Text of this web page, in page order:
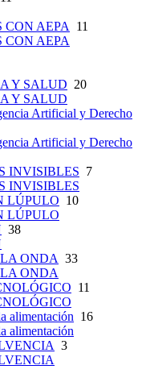
CON AEPA
11
CON AEPA
Y SALUD 20
Y SALUD
Artificial y Derecho
Artificial y Derecho
INVISIBLES 7
INVISIBLES
LÚPULO 10
LÚPULO
38
ONDA 33
ONDA
11
alimentación 16
alimentación
3